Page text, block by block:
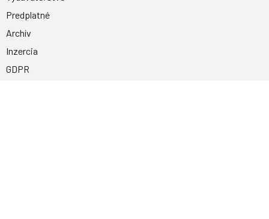
Predplatné
Archív
Inzercia
GDPR